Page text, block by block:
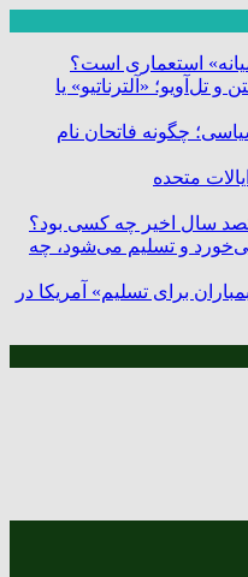
استعماری است؟
تل‌آویو؛ «آلترناتیو» یا
چگونه فاتحان نام
متحده
سال اخیر چه کسی بود؟
و تسلیم می‌شود، چه
برای تسلیم» آمریکا در